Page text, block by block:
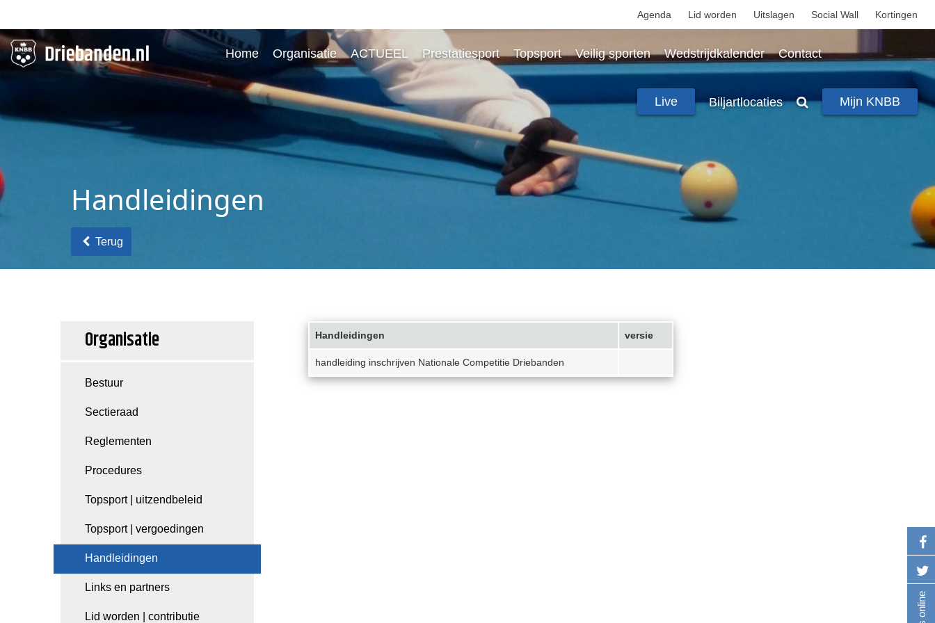
Agenda Lid worden Uitslagen Social Wall Kortingen
Home Organisatie ACTUEEL Prestatiesport Topsport Veilig sporten Wedstrijdkalender Contact
Live Biljartlocaties Mijn KNBB
Handleidingen
Terug
Organisatie
Bestuur
Sectieraad
Reglementen
Procedures
Topsport | uitzendbeleid
Topsport | vergoedingen
Handleidingen
Links en partners
Lid worden | contributie
Handleidingen versie
handleiding inschrijven Nationale Competitie Driebanden